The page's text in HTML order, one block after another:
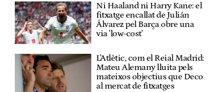
Ni Haaland ni Harry Kane: el
fitxatge encallat de Julián
Álvarez pel Barça obre una
via 'low-cost'
L'Atlètic, com el Reial Madrid:
Mateu Alemany lluita pels
mateixos objectius que Deco
al mercat de fitxatges